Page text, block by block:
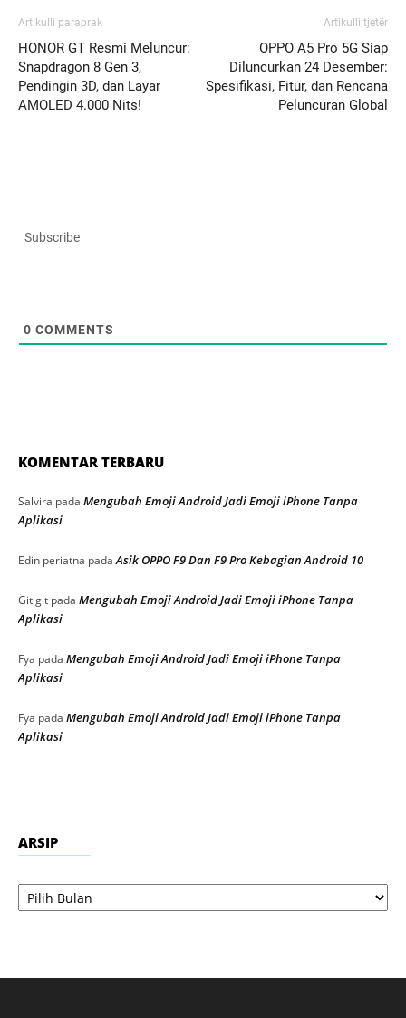
Artikulli paraprak
HONOR GT Resmi Meluncur:
Snapdragon 8 Gen 3,
Pendingin 3D, dan Layar
AMOLED 4.000 Nits!
Artikulli tjetër
OPPO A5 Pro 5G Siap
Diluncurkan 24 Desember:
Spesifikasi, Fitur, dan Rencana
Peluncuran Global
Subscribe
0 COMMENTS
KOMENTAR TERBARU
Salvira pada Mengubah Emoji Android Jadi Emoji iPhone Tanpa
Aplikasi
Edin periatna padaAsik OPPO F9 Dan F9 Pro Kebagian Android 10
Git git pada Mengubah Emoji Android Jadi Emoji iPhone Tanpa
Aplikasi
Fya pada Mengubah Emoji Android Jadi Emoji iPhone Tanpa
Aplikasi
Fya pada Mengubah Emoji Android Jadi Emoji iPhone Tanpa
Aplikasi
ARSIP
Arsip